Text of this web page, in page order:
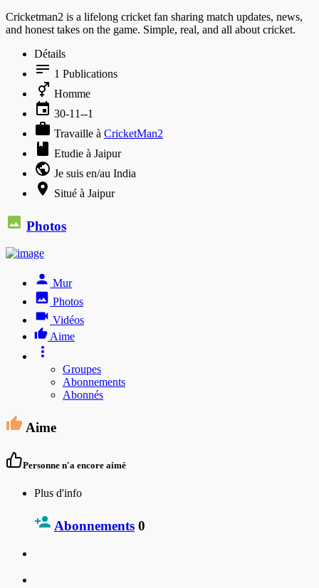
Cricketman2 is a lifelong cricket fan sharing match updates, news,
and honest takes on the game. Simple, real, and all about cricket.
Détails
1 Publications
Homme
30-11--1
Travaille à CricketMan2
Etudie à Jaipur
Je suis en/au India
Situé à Jaipur
Photos
Mur
Photos
Vidéos
Aime
Groupes
Abonnements
Abonnés
Aime
Personne n'a encore aimé
Plus d'info
Abonnements 0